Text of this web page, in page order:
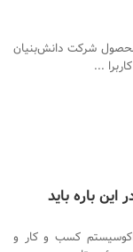
شرکت دانش‌بنیان
...
این باره باید
کسب و کار و